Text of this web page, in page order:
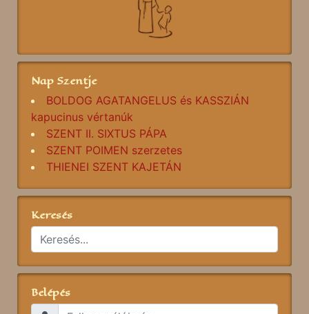
Nap Szentje
BOLDOG AGATANGELUS és KASSZIÁN
kapucinus vértanúk
SZENT II. SIXTUS PÁPA
SZENT POIMEN szerzetes
THIENEI SZENT KAJETÁN
Keresés
Belépés